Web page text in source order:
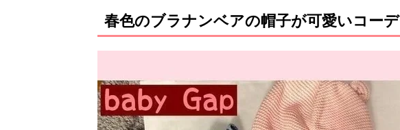
春色のブラナンベアの帽子が可愛いコーデ